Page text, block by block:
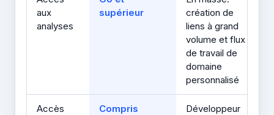
aux
analyses
supérieur
création de
liens à grand
volume et flux
de travail de
domaine
personnalisé
Accès
Compris
Développeur